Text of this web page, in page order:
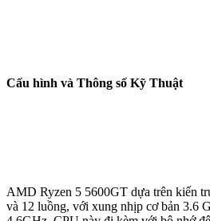
Cấu hình và Thông số Kỹ Thuật
AMD Ryzen 5 5600GT dựa trên kiến
và 12 luồng, với xung nhịp cơ bản 3.6